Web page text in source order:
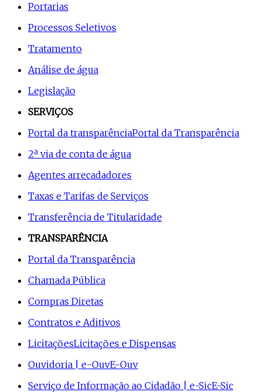
Portarias
Processos Seletivos
Tratamento
Análise de água
Legislação
SERVIÇOS
Portal da transparênciaPortal da Transparência
2ª via de conta de água
Agentes arrecadadores
Taxas e Tarifas de Serviços
Transferência de Titularidade
TRANSPARÊNCIA
Portal da Transparência
Chamada Pública
Compras Diretas
Contratos e Aditivos
LicitaçõesLicitações e Dispensas
Ouvidoria | e-OuvE-Ouv
Serviço de Informação ao Cidadão | e-SicE-Sic